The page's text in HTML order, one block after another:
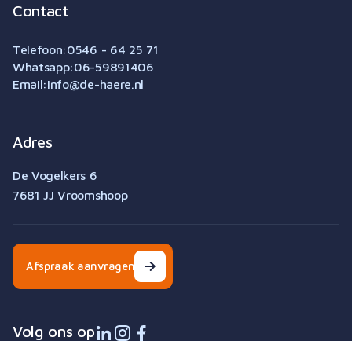
Contact
Telefoon:0546 - 64 25 71
Whatsapp:06-59891406
Email:info@de-haere.nl
Adres
De Vogelkers 6
7681 JJ Vroomshoop
Afspraak aanvragen
Volg ons op